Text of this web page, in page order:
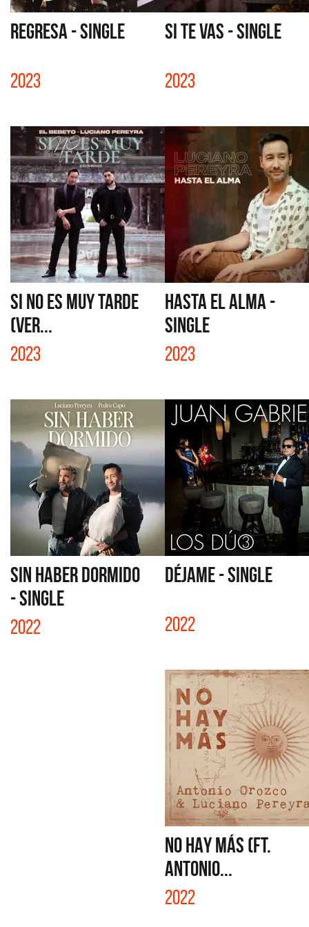
REGRESA - SINGLE
2023
SI TE VAS - SINGLE
2023
SI NO ES MUY TARDE
(VER...
2023
HASTA EL ALMA -
SINGLE
2023
SIN HABER DORMIDO
- SINGLE
2022
DÉJAME - SINGLE
2022
NO HAY MÁS (FT.
ANTONIO...
2022